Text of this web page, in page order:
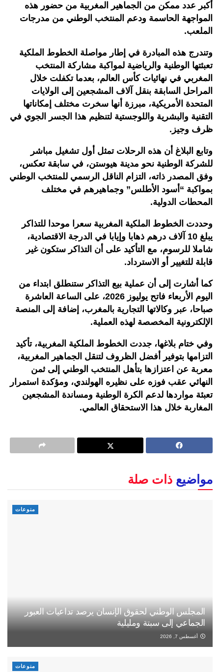
أكبر عدد ممكن من الجماهير المغربية من حضور هذه
المواجهة الحاسمة ودعم المنتخب الوطني من مدرجات
الملعب.
وتندرج هذه المبادرة في إطار مواصلة الخطوط الملكية
تعبئتها الوطنية والرياضية لمواكبة مشاركة المنتخب
المغربي في نهائيات كأس العالم، بعدما تكفلت خلال
المراحل السابقة بنقل آلاف المشجعين إلى الولايات
المتحدة الأمريكية، مبرزة أنها سخرت مختلف إمكاناتها
التقنية والبشرية واللوجستية لتنظيم هذا الجسر الجوي في
ظرف وجيز .
وتابع البلاغ أن هذه الرحلات تمثل أول تشغيل مباشر
للشركة الوطنية نحو مدينة هيوستن، في سابقة تعكس،
وفق المصدر ذاته، التزام الناقل الرسمي للمنتخب الوطني
بمواكبة “أسود الأطلس” وجماهيرهم في مختلف
المحطات الدولية.
وحددت الخطوط الملكية المغربية سعرا موحدا للتذاكر
يبلغ 10 آلاف درهم ذهابا وإيابا في الدرجة الاقتصادية،
شاملا للرسوم، مع التأكيد على أن التذاكر ستكون غير
قابلة للتغيير أو الاسترداد.
كما أشارت إلى أن عملية بيع التذاكر ستنطلق ابتداء من
اليوم الأربعاء فاتح يوليوز 2026، على الساعة العاشرة
صباحا، عبر وكالاتها التجارية بالمغرب، إضافة إلى المنصة
الإلكترونية المخصصة لهذه العملية.
وفي ختام بلاغها، جددت الخطوط الملكية المغربية، تأكيد
التزامها بتوفير أفضل الظروف لتنقل الجماهير المغربية،
معربة عن اعتزازها بتأهل المنتخب الوطني إلى ثمن
النهائي عقب فوزه على نظيره الهولندي، ومؤكدة استمرار
تعبئة مواردها لدعم الكرة الوطنية ومساندة المشجعين
المغاربة خلال هذا الاستحقاق العالمي.
مواضيع ذات صلة
منوعات
المجلس الوطني لحقوق الإنسان يرصد تداعيات العبور
الجماعي إلى سبتة ومليلية
أغسطس 7, 2026
منوعات